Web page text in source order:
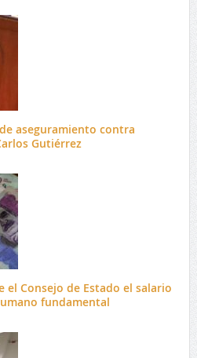
aseguramiento contra
Gutiérrez
el Consejo de Estado el salario
fundamental